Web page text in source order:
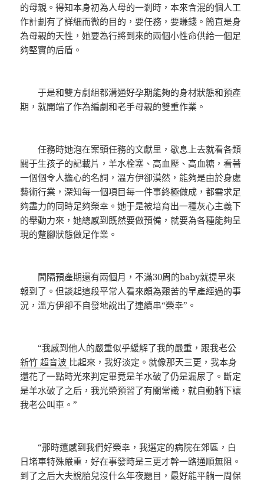
的母親。得知本身初為人母的一剎時，本來含混的個人工
作計劃有了詳細而微的目的，要任務，要賺錢。簡直是身
為母親的天性，她要為行將到來的兩個小性命供給一個足
夠堅實的后盾。
于是和雙方劇組都溝通好孕期能夠的身材狀態和預產
期，就開端了作為編劇和老手母親的雙重作業。
任務時她泡在案頭任務的文獻里，歇息上去就看各類
關于生孩子的記載片，羊水栓塞、高血壓、高血糖，看著
一個個令人擔心的名詞，溫方伊卻漠然，能夠是由於身處
藝術行業，深知每一個項目每一件事終極做成，都需求足
夠盡力的同時足夠榮幸。她于是被培育出一種灰心主義下
的舉動力來，她總感到既然要做預備，就要為各種能夠呈
現的蹩腳狀態做足作業。
間隔預產期還有兩個月，不滿30周的baby就提早來
報到了。但談起這段平常人看來頗為艱苦的早產經過的事
況，溫方伊卻不自發地說出了連續串“榮幸”。
“我感到他人的嚴重似乎緩解了我的嚴重，跟我老公
新竹 超音波 比起來，我好淡定。就像那天三更，我本身
還花了一點時光來判定畢竟是羊水破了仍是漏尿了。斷定
是羊水破了之后，我光榮預習了有關常識，就自動躺下讓
我老公叫車。”
“那時還感到我們好榮幸，我選定的病院在郊區，白
日堵車特殊嚴重，好在事發時是三更才幹一路通順無阻。
到了之后大夫說胎兒沒什么年夜題目，最好能平躺一周保